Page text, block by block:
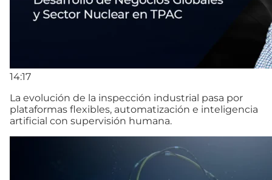
14:17
La evolución de la inspección industrial pasa por
plataformas flexibles, automatización e inteligencia
artificial con supervisión humana.